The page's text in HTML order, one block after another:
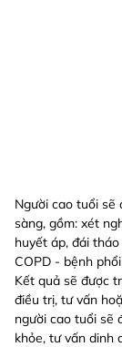
Người cao tuổi sẽ
sàng, gồm: xét
huyết áp, đái
COPD - bệnh
Kết quả sẽ được
điều trị, tư vấn
người cao tuổi sẽ
khỏe, tư vấn dinh